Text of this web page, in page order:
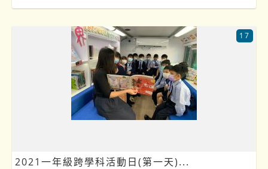
2021一年級跨學科活動日(第一天)...
17